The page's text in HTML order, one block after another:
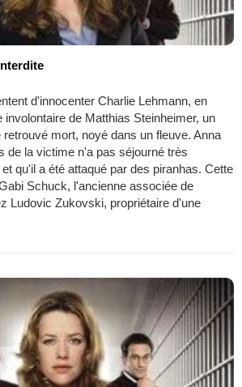
d'innocenter Charlie Lehmann, en
involontaire de Matthias Steinheimer, un
mort, noyé dans un fleuve. Anna
de la victime n'a pas séjourné très
qu'il a été attaqué par des piranhas. Cette
Schuck, l'ancienne associée de
Ludovic Zukovski, propriétaire d'une